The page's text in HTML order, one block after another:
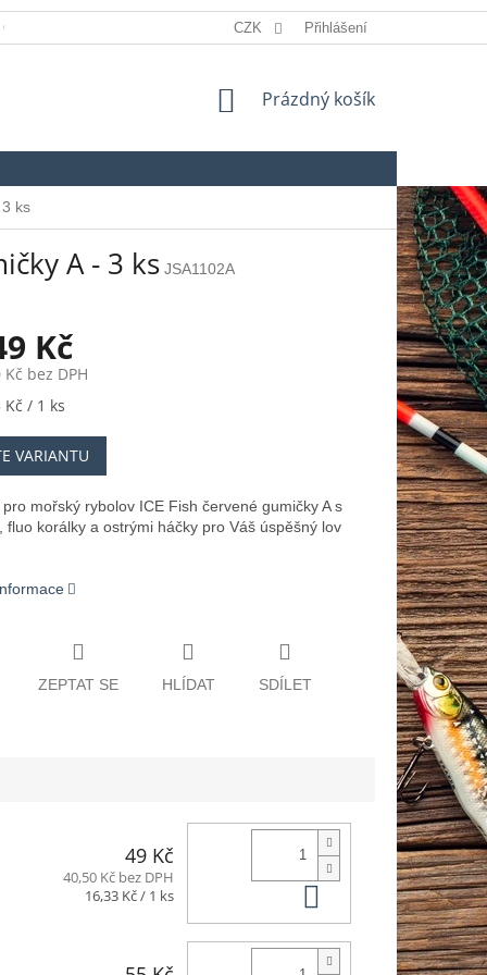
ÚDAJŮ REKLAMACE SLOVNÍK POJMŮ
CZK Přihlášení
NÁKUPNÍ
Prázdný košík
ks
A - 3 ks JSA1102A
Kč
Kč bez DPH
/ 1 ks
VARIANTU
mořský rybolov ICE Fish červené gumičky A s
fluo korálky a ostrými háčky pro Váš úspěšný lov
ZEPTAT SE HLÍDAT SDÍLET
49 Kč
40,50 Kč bez DPH
Měrná
16,33 Kč / 1 ks Do košíku